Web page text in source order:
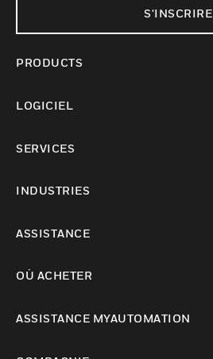
S'INSCRIRE
PRODUCTS
LOGICIEL
SERVICES
INDUSTRIES
ASSISTANCE
OÙ ACHETER
ASSISTANCE MYAUTOMATION